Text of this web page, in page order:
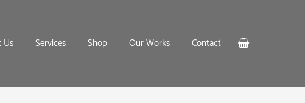
Us Services Shop Our Works Contact